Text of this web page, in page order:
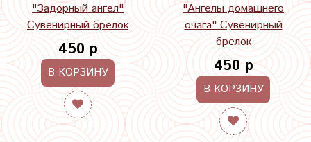
"Задорный ангел"
Сувенирный брелок
450 р
В КОРЗИНУ
"Ангелы домашнего
очага" Сувенирный
брелок
450 р
В КОРЗИНУ